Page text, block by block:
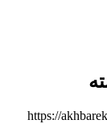
https://